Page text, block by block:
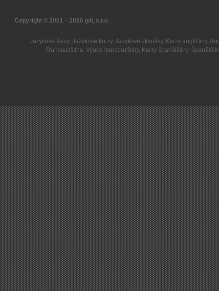
Copyright © 2001 – 2026 gdi, s.r.o.
Jazykové školy, Jazykové kurzy, Jazykové zkoušky, Kurzy angličtiny,
Francouzština,Výuka francouzštiny, Kurzy španělštiny,